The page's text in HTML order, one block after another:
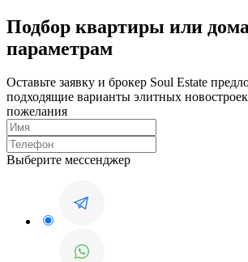
Подбор квартиры или
параметрам
Оставьте заявку и брокер Soul Estate
подходящие варианты элитных
пожелания
Выберите мессенджер